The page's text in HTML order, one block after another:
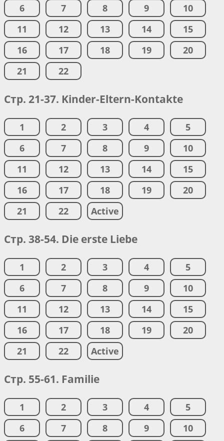
6
7 8 9
10
11
12 13 14
15
16
17 18 19
20
21
22
Стр. 21-37. Kinder-Eltern-Kontakte
1 2 3 4
5
6
7 8 9
10
11
12 13 14
15
16
17 18 19
20
21
22 Active
Стр. 38-54. Die erste Liebe
1 2 3 4
5
6
7 8 9
10
11
12 13 14
15
16
17 18 19
20
21
22 Active
Стр. 55-61. Familie
1 2 3 4
5
6
7 8 9
10